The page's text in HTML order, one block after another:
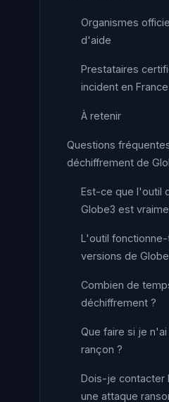
Organismes
d'aide
Prestataires
incident en France
À retenir
Questions
déchiffrement de
Est-ce que l'outil
Globe3 est
L'outil
versions de
Combien de
déchiffrement ?
Que faire si je
rançon ?
Dois-je contacter
une attaque